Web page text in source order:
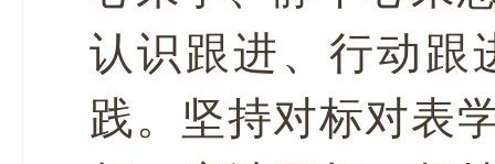
认识跟进、行动跟
践。坚持对标对表